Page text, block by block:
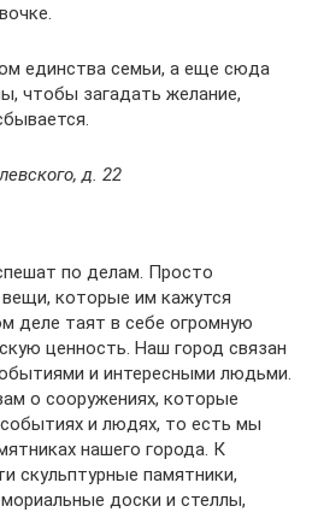
единства семьи, а еще сюда
чтобы загадать желание,
д. 22
по делам. Просто
которые им кажутся
деле таят в себе огромную
ценность. Наш город связан
и интересными людьми.
о сооружениях, которые
и людях, то есть мы
нашего города. К
скульптурные памятники,
доски и стеллы,